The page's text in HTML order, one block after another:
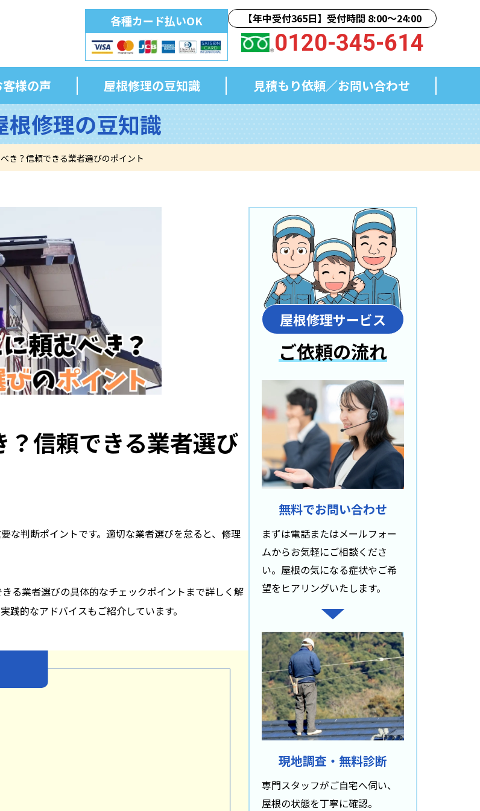
各種カード払いOK 【年中受付365日】受付時間 8:00〜24:00
0120-345-614
客様の声 屋根修理の豆知識 見積もり依頼／お問い合わせ
根修理の豆知識
き？信頼できる業者選びのポイント
？信頼できる業者選び
な判断ポイントです。適切な業者選びを怠ると、修理
る業者選びの具体的なチェックポイントまで詳しく解
践的なアドバイスもご紹介しています。
屋根修理サービス
ご依頼の流れ
無料でお問い合わせ
まずは電話またはメールフォー
ムからお気軽にご相談くださ
い。屋根の気になる症状やご希
望をヒアリングいたします。
現地調査・無料診断
専門スタッフがご自宅へ伺い、
屋根の状態を丁寧に確認。